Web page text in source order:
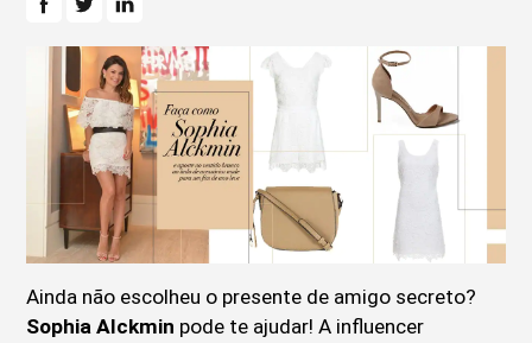
Ainda não escolheu o presente de amigo secreto?
Sophia Alckmin pode te ajudar! A influencer